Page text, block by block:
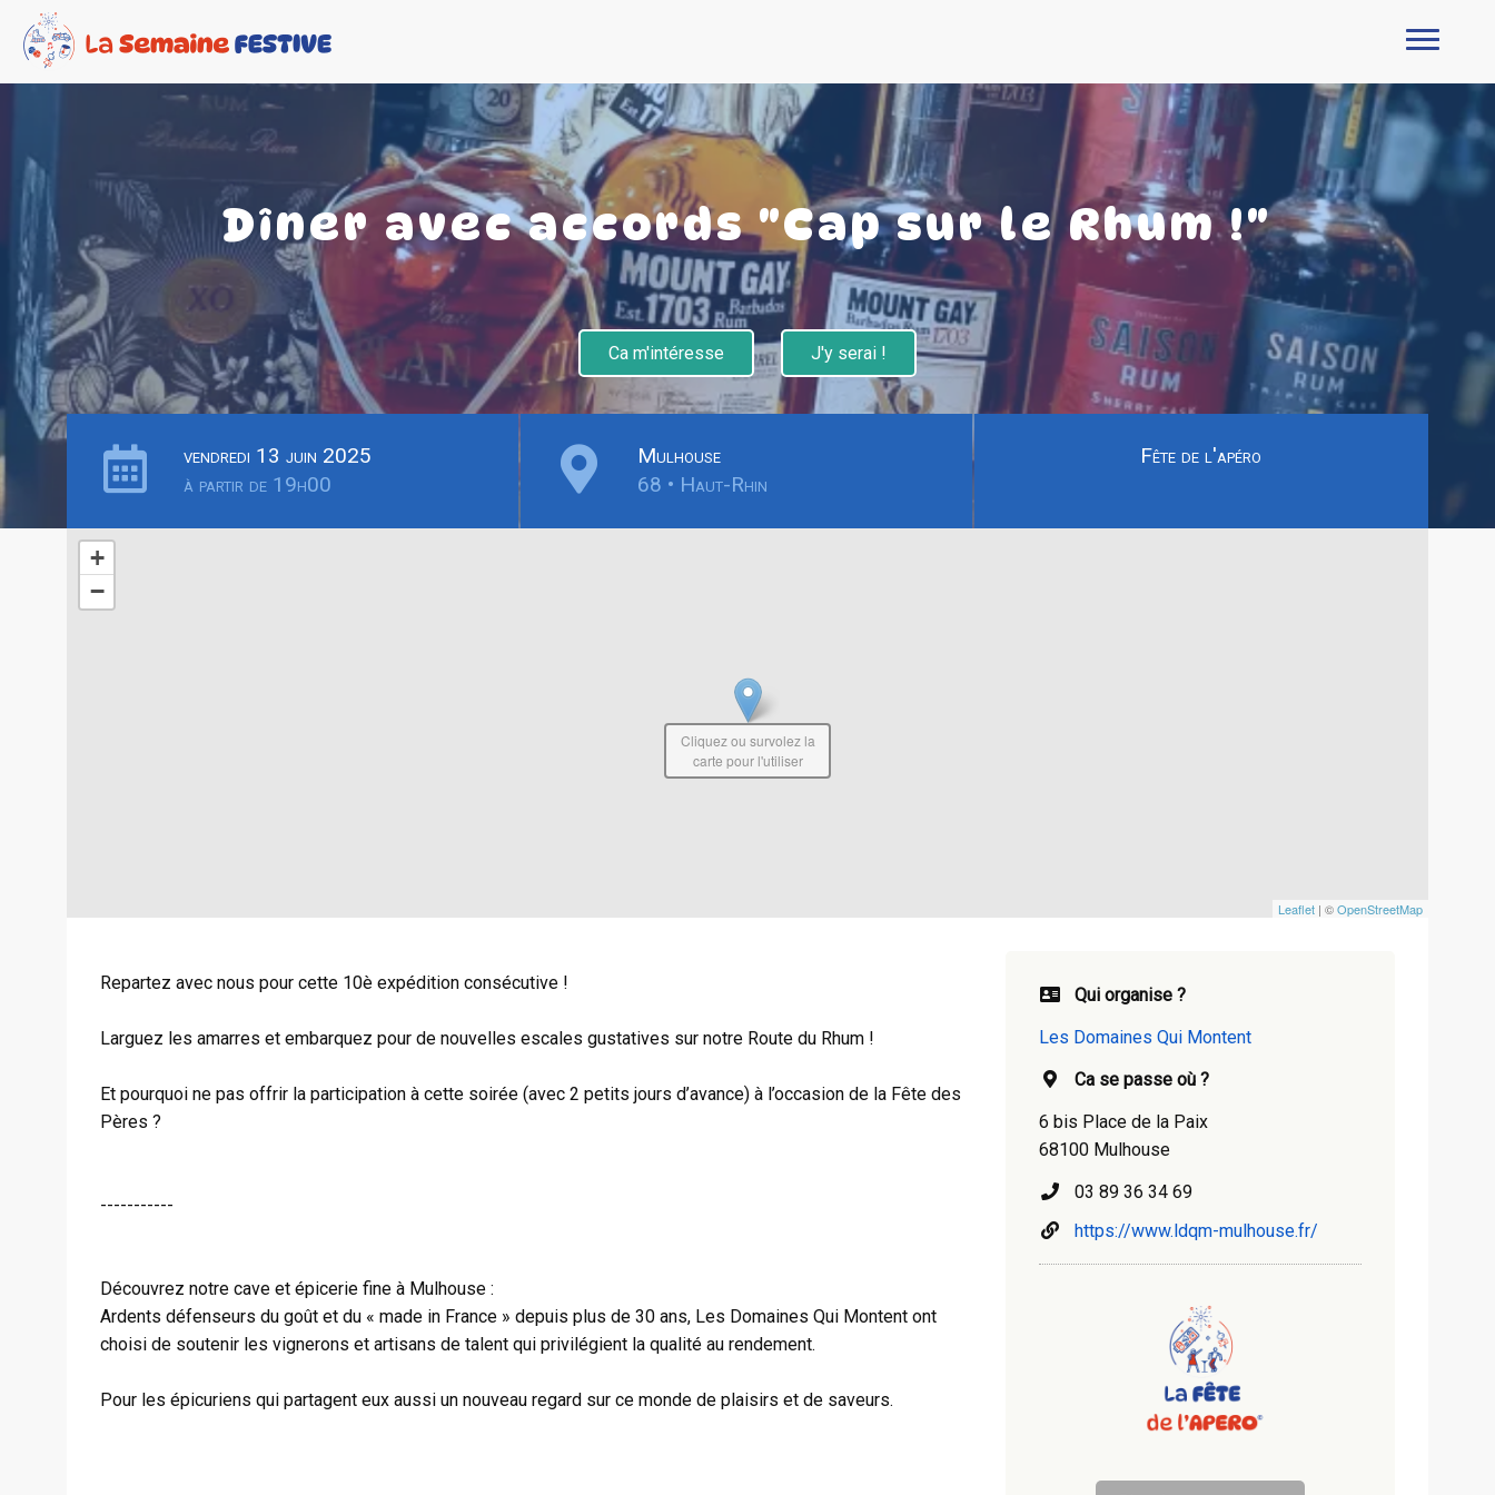
Dîner avec accords "Cap sur le Rhum !"
Ca m'intéresse J'y serai !
vendredi 13 juin 2025
à partir de 19h00
Mulhouse
68 • Haut-Rhin
Fête de l'apéro
+
−
Leaflet | ©OpenStreetMap
Cliquez ou survolez la
carte pour l'utiliser
Repartez avec nous pour cette 10è expédition consécutive !
Larguez les amarres et embarquez pour de nouvelles escales gustatives sur notre Route du Rhum !
Et pourquoi ne pas offrir la participation à cette soirée (avec 2 petits jours d’avance) à l’occasion de la Fête des
Pères ?
-----------
Découvrez notre cave et épicerie fine à Mulhouse :
Ardents défenseurs du goût et du « made in France » depuis plus de 30 ans, Les Domaines Qui Montent ont
choisi de soutenir les vignerons et artisans de talent qui privilégient la qualité au rendement.
Pour les épicuriens qui partagent eux aussi un nouveau regard sur ce monde de plaisirs et de saveurs.
Qui organise ?
Les Domaines Qui Montent
Ca se passe où ?
6 bis Place de la Paix
68100 Mulhouse
03 89 36 34 69
https://www.ldqm-mulhouse.fr/